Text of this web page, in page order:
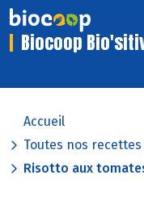
Biocoop
Accueil
Toutes nos recettes
Risotto aux